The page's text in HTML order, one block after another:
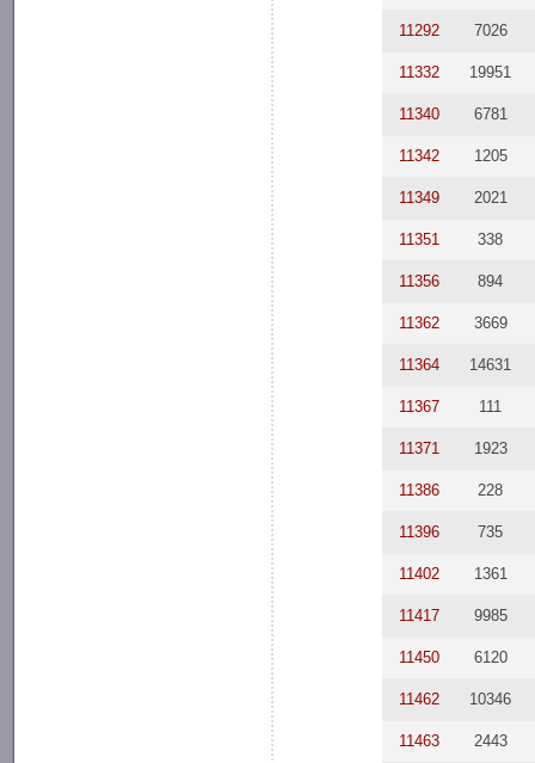
11292 7026
11332 19951
11340 6781
11342 1205
11349 2021
11351 338
11356 894
11362 3669
11364 14631
11367 111
11371 1923
11386 228
11396 735
11402 1361
11417 9985
11450 6120
11462 10346
11463 2443